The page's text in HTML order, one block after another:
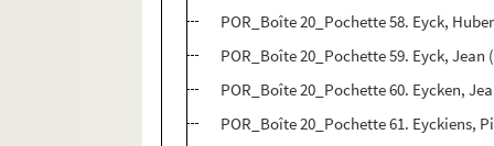
POR_Boîte 20_Pochette 58. Eyck,
POR_Boîte 20_Pochette 59. Eyck, Jean
POR_Boîte 20_Pochette 60. Eycken,
POR_Boîte 20_Pochette 61. Eyckiens,